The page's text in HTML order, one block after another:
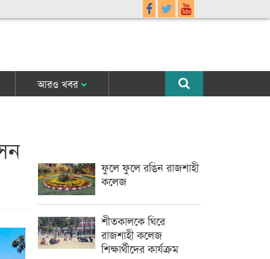
আরও খবর
ফুলে ফুলে রঙিন রাজশাহী
কলেজ
শীতকালকে ঘিরে
রাজশাহী কলেজ
শিক্ষার্থীদের কার্যক্রম